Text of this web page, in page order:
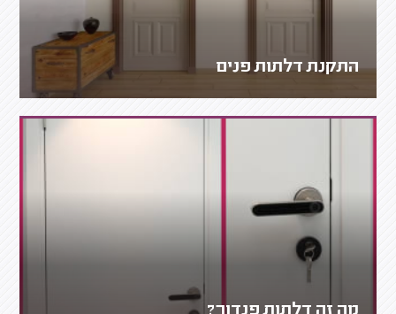
התקנת דלתות פנים